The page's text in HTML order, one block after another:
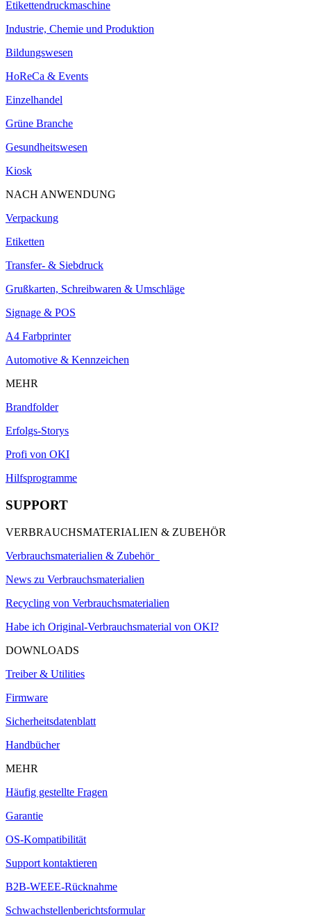
Etikettendruckmaschine
Industrie, Chemie und Produktion
Bildungswesen
HoReCa & Events
Einzelhandel
Grüne Branche
Gesundheitswesen
Kiosk
NACH ANWENDUNG
Verpackung
Etiketten
Transfer- & Siebdruck
Grußkarten, Schreibwaren & Umschläge
Signage & POS
A4 Farbprinter
Automotive & Kennzeichen
MEHR
Brandfolder
Erfolgs-Storys
Profi von OKI
Hilfsprogramme
SUPPORT
VERBRAUCHSMATERIALIEN & ZUBEHÖR
Verbrauchsmaterialien & Zubehör
News zu Verbrauchsmaterialien
Recycling von Verbrauchsmaterialien
Habe ich Original-Verbrauchsmaterial von OKI?
DOWNLOADS
Treiber & Utilities
Firmware
Sicherheitsdatenblatt
Handbücher
MEHR
Häufig gestellte Fragen
Garantie
OS-Kompatibilität
Support kontaktieren
B2B-WEEE-Rücknahme
Schwachstellenberichtsformular